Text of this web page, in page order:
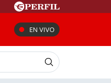
EN VIVO